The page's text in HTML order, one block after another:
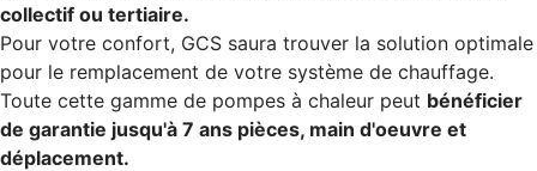
collectif ou tertiaire.
Pour votre confort, GCS saura trouver la solution optimale
pour le remplacement de votre système de chauffage.
Toute cette gamme de pompes à chaleur peut bénéficier
de garantie jusqu'à 7 ans pièces, main d'oeuvre et
déplacement.